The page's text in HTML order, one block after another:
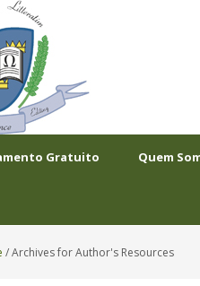
Gratuito Quem
/Archives for Author's Resources